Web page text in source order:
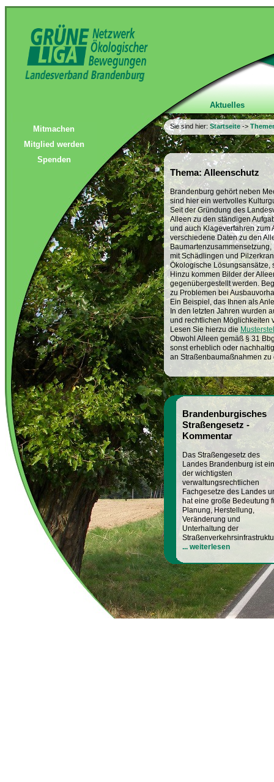
Aktuelles
Mitmachen
Mitglied werden
Spenden
Sie sind hier: Startseite->
Thema: Alleenschutz
Brandenburg gehört neben
sind hier ein wertvolles
Seit der Gründung des
Alleen zu den ständigen
und auch Klageverfahren zum
verschiedene Daten zu den
mit Schädlingen und
Ökologische Lösungsansätze,
Hinzu kommen Bilder der
gegenübergestellt werden.
zu Problemen bei
Ein Beispiel, das Ihnen als
In den letzten Jahren wurden
und rechtlichen Möglichkeiten
Lesen Sie hierzu die
Obwohl Alleen gemäß § 31
sonst erheblich oder
an Straßenbaumaßnahmen
Brandenburgisches
Straßengesetz -
Kommentar
Das Straßengesetz des
Landes Brandenburg ist
der wichtigsten
verwaltungsrechtlichen
Fachgesetze des Landes
hat eine große Bedeutung
Planung, Herstellung,
Veränderung und
Unterhaltung der
... weiterlesen